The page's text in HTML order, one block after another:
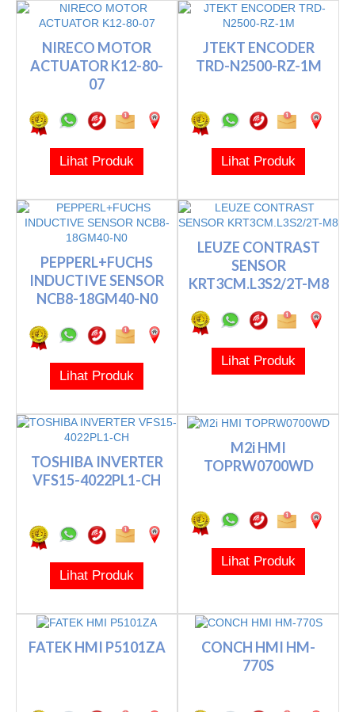
NIRECO MOTOR
ACTUATOR K12-80-
07
Lihat Produk
JTEKT ENCODER
TRD-N2500-RZ-1M
Lihat Produk
PEPPERL+FUCHS
INDUCTIVE SENSOR
NCB8-18GM40-N0
Lihat Produk
LEUZE CONTRAST
SENSOR
KRT3CM.L3S2/2T-M8
Lihat Produk
TOSHIBA INVERTER
VFS15-4022PL1-CH
Lihat Produk
M2i HMI
TOPRW0700WD
Lihat Produk
FATEK HMI P5101ZA
CONCH HMI HM-
770S